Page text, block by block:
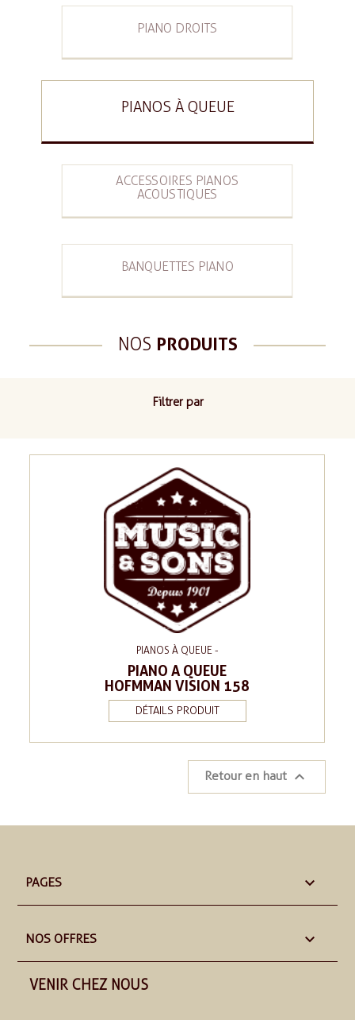
PIANO DROITS
PIANOS À QUEUE
ACCESSOIRES PIANOS
ACOUSTIQUES
BANQUETTES PIANO
NOS PRODUITS
Filtrer par
PIANOS À QUEUE -
PIANO A QUEUE
HOFMMAN VISION 158
DÉTAILS PRODUIT
Retour en haut 
PAGES 
NOS OFFRES 
VENIR CHEZ NOUS